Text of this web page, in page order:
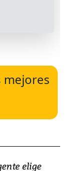
mejores
elige